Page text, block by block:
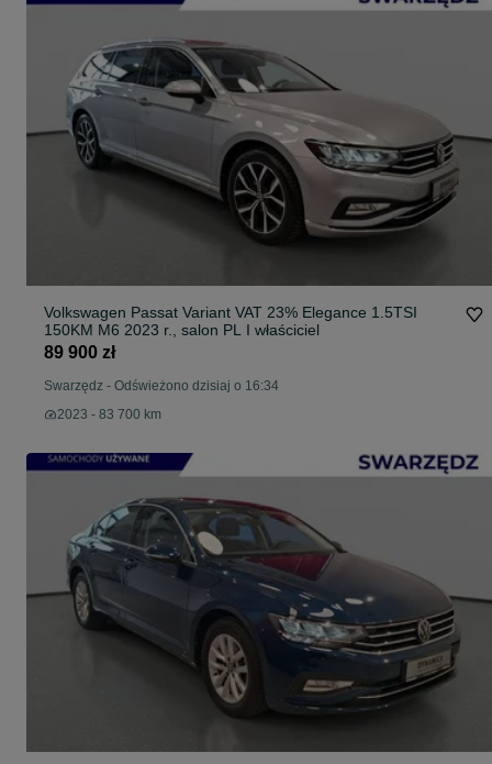
Volkswagen Passat Variant VAT 23% Elegance 1.5TSI
150KM M6 2023 r., salon PL I właściciel
89 900 zł
Swarzędz - Odświeżono dzisiaj o 16:34
2023 - 83 700 km